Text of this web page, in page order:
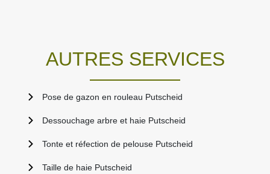
AUTRES SERVICES
Pose de gazon en rouleau Putscheid
Dessouchage arbre et haie Putscheid
Tonte et réfection de pelouse Putscheid
Taille de haie Putscheid